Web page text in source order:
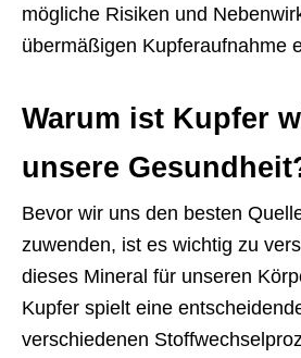
mögliche Risiken und
übermäßigen Kupferaufnahme
Warum ist Kupfer
unsere
Bevor wir uns den besten
zuwenden, ist es wichtig zu
dieses Mineral für unseren
Kupfer spielt eine
verschiedenen